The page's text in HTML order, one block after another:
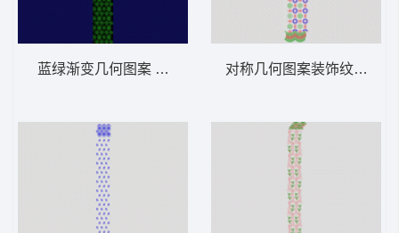
蓝绿渐变几何图案 窗帘 对称几何图案装饰纹样 窗帘